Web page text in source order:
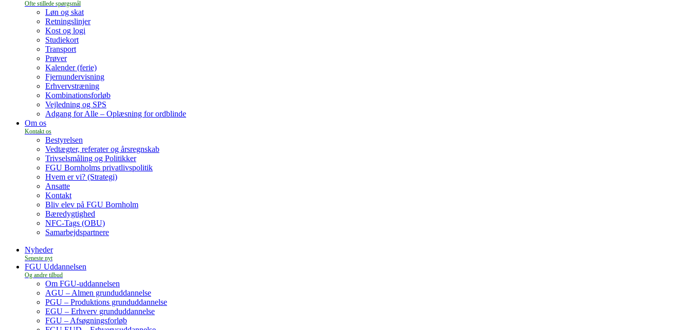
Løn og skat
Retningslinjer
Kost og logi
Studiekort
Transport
Prøver
Kalender (ferie)
Fjernundervisning
Erhvervstræning
Kombinationsforløb
Vejledning og SPS
Adgang for Alle – Oplæsning for ordblinde
Om os
Bestyrelsen
Vedtægter, referater og årsregnskab
Trivselsmåling og Politikker
FGU Bornholms privatlivspolitik
Hvem er vi? (Strategi)
Ansatte
Kontakt
Bliv elev på FGU Bornholm
Bæredygtighed
NFC-Tags (OBU)
Samarbejdspartnere
Nyheder
FGU Uddannelsen
Om FGU-uddannelsen
AGU – Almen grunduddannelse
PGU – Produktions grunduddannelse
EGU – Erhverv grunduddannelse
FGU – Afsøgningsforløb